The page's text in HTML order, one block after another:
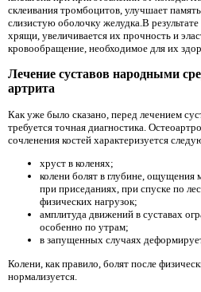
склеивания тромбоцитов, улучшает
слизистую оболочку желудка.В
хрящи, увеличивается их прочность и
кровообращение, необходимое для их
Лечение суставов народными
артрита
Как уже было сказано, перед лечением
требуется точная диагностика.
сочленения костей характеризуется
хруст в коленях;
колени болят в глубине, ощущения
при приседаниях, при спуске по
физических нагрузок;
амплитуда движений в суставах
особенно по утрам;
в запущенных случаях
Колени, как правило, болят после
нормализуется.